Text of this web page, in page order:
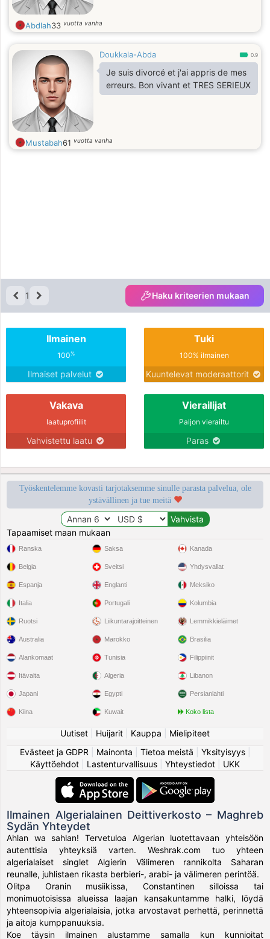
Abdlah33 vuotta vanha
Doukkala-Abda 0.9
Je suis divorcé et j'ai appris de mes
erreurs. Bon vivant et TRES SERIEUX
Mustabah61 vuotta vanha
1 Haku kriteerien mukaan
Ilmainen
100%
Ilmaiset palvelut
Tuki
100% ilmainen
Kuuntelevat moderaattorit
Vakava
laatuprofiilit
Vahvistettu laatu
Vierailijat
Paljon vierailtu
Paras
Työskentelemme kovasti tarjotaksemme sinulle parasta palvelua, ole
ystävällinen ja tue meitä
Tapaamiset maan mukaan
Ranska
Belgia
Espanja
Italia
Ruotsi
Saksa
Sveitsi
Englanti
Portugali
Liikuntarajoitteinen
Kanada
Yhdysvallat
Meksiko
Kolumbia
Lemmikkieläimet
Australia
Alankomaat
Itävalta
Japani
Kiina
Marokko
Tunisia
Algeria
Egypti
Kuwait
Brasilia
Filippiinit
Libanon
Persianlahti
Koko lista
Uutiset Huijarit Kauppa
Mielipiteet
Evästeet ja GDPR
Mainonta Tietoa meistä Yksityisyys|
Käyttöehdot
Lastenturvallisuus Yhteystiedot UKK
Ilmainen Algerialainen Deittiverkosto – Maghreb
Sydän Yhteydet
Ahlan wa sahlan! Tervetuloa Algerian luotettavaan yhteisöön
autenttisia yhteyksiä varten. Weshrak.com tuo yhteen
algerialaiset singlet Algierin Välimeren rannikolta Saharan
reunalle, juhlistaen rikasta berbieri-, arabi- ja välimeren perintöä.
Olitpa Oranin musiikissa, Constantinen silloissa tai
monimuotoisissa alueissa laajan kansakuntamme halki, löydä
yhteensopivia algerialaisia, jotka arvostavat perhettä, perinnettä
ja aitoja kumppanuuksia.
Koe täysin ilmainen alustamme samalla kun kunnioitat